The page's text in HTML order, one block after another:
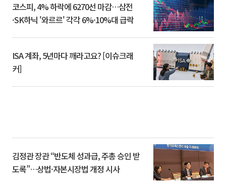
코스피, 4% 하락에 6270선 마감…삼전
·SK하닉 '와르르' 각각 6%·10%대 급락
ISA 계좌, 5년마다 깨라고요? [이슈크래
커]
김정관 장관 “반도체 성과급, 주총 승인 받
도록”…상법·자본시장법 개정 시사